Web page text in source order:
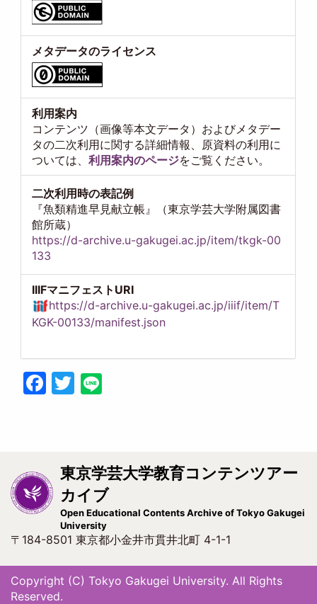
メタデータのライセンス
利用案内
コンテンツ（画像等本文データ）およびメタデー
タの二次利用に関する詳細情報、原資料の利用に
ついては、利用案内のページをご覧ください。
二次利用時の表記例
『魚類精進早見献立帳』（東京学芸大学附属図書
館所蔵）
https://d-archive.u-gakugei.ac.jp/item/tkgk-00
133
IIIFマニフェストURI
https://d-archive.u-gakugei.ac.jp/iiif/item/T
KGK-00133/manifest.json
Facebook
Twitter
東京学芸大学教育コンテンツアー
カイブ
Open Educational Contents Archive of Tokyo Gakugei
University
〒184-8501 東京都小金井市貫井北町 4-1-1
Copyright (C) Tokyo Gakugei University. All Rights
Reserved.